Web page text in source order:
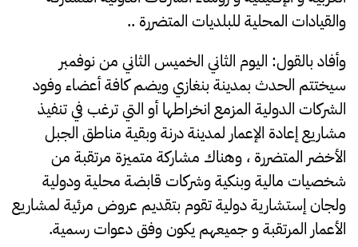
والقيادات المحلية للبلديات المتضررة ..
وأفاد بالقول: اليوم الثاني الخميس الثاني من نوفمبر
سيختتم الحدث بمدينة بنغازي ويضم كافة أعضاء وفود
الشركات الدولية المزمع انخراطها أو التي ترغب في تنفيذ
مشاريع إعادة الإعمار لمدينة درنة وبقية مناطق الجبل
الأخضر المتضررة ، وهناك مشاركة متميزة مرتقبة من
شخصيات مالية وبنكية وشركات قابضة محلية ودولية
ولجان إستشارية دولية تقوم بتقديم عروض مرئية لمشاريع
الأعمار المرتقبة و جميعهم يكون وفق دعوات رسمية.